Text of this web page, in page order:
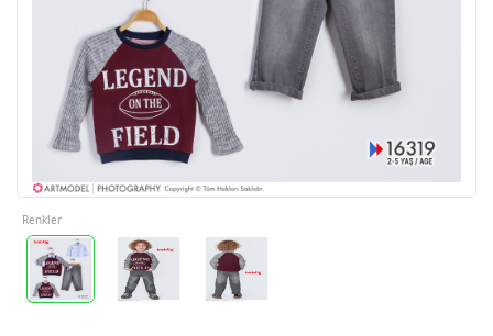
Geri Bildirim
İletişim
Destek &
Şifremi
Renkler